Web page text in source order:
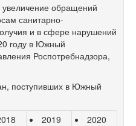
обращений
санитарно-
и в сфере нарушений
году в Южный
Роспотребнадзора,
поступивших в Южный
2019
2020